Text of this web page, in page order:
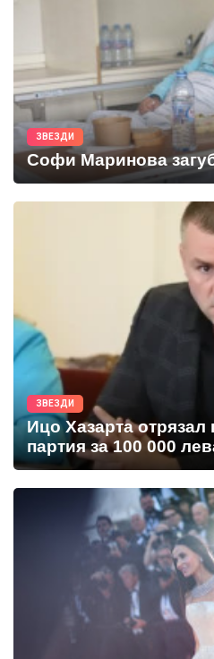
ЗВЕЗДИ
Софи Маринова
ЗВЕЗДИ
Ицо Хазарта отрязал
партия за 100 000